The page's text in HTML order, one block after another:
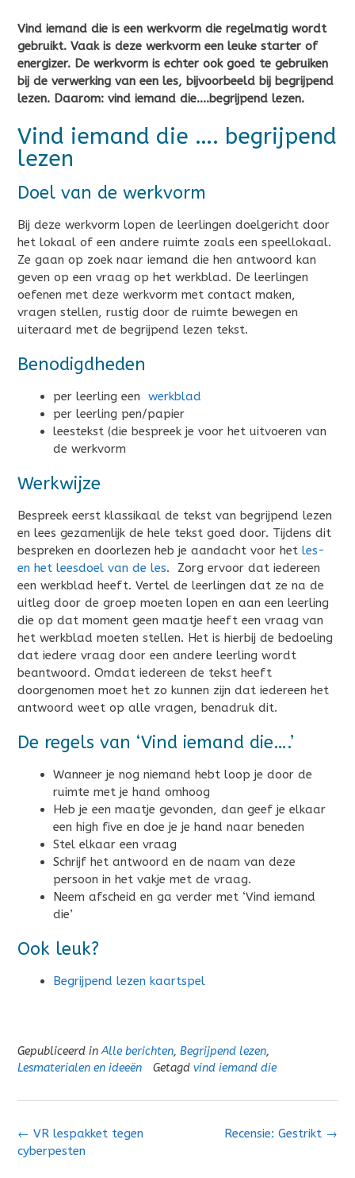
Vind iemand die is een werkvorm die regelmatig wordt
gebruikt. Vaak is deze werkvorm een leuke starter of
energizer. De werkvorm is echter ook goed te gebruiken
bij de verwerking van een les, bijvoorbeeld bij begrijpend
lezen. Daarom: vind iemand die….begrijpend lezen.
Vind iemand die …. begrijpend
lezen
Doel van de werkvorm
Bij deze werkvorm lopen de leerlingen doelgericht door
het lokaal of een andere ruimte zoals een speellokaal.
Ze gaan op zoek naar iemand die hen antwoord kan
geven op een vraag op het werkblad. De leerlingen
oefenen met deze werkvorm met contact maken,
vragen stellen, rustig door de ruimte bewegen en
uiteraard met de begrijpend lezen tekst.
Benodigdheden
per leerling een werkblad
per leerling pen/papier
leestekst (die bespreek je voor het uitvoeren van
de werkvorm
Werkwijze
Bespreek eerst klassikaal de tekst van begrijpend lezen
en lees gezamenlijk de hele tekst goed door. Tijdens dit
bespreken en doorlezen heb je aandacht voor het les-
en het leesdoel van de les. Zorg ervoor dat iedereen
een werkblad heeft. Vertel de leerlingen dat ze na de
uitleg door de groep moeten lopen en aan een leerling
die op dat moment geen maatje heeft een vraag van
het werkblad moeten stellen. Het is hierbij de bedoeling
dat iedere vraag door een andere leerling wordt
beantwoord. Omdat iedereen de tekst heeft
doorgenomen moet het zo kunnen zijn dat iedereen het
antwoord weet op alle vragen, benadruk dit.
De regels van ‘Vind iemand die….’
Wanneer je nog niemand hebt loop je door de
ruimte met je hand omhoog
Heb je een maatje gevonden, dan geef je elkaar
een high five en doe je je hand naar beneden
Stel elkaar een vraag
Schrijf het antwoord en de naam van deze
persoon in het vakje met de vraag.
Neem afscheid en ga verder met ‘Vind iemand
die’
Ook leuk?
Begrijpend lezen kaartspel
Gepubliceerd inAlle berichten, Begrijpend lezen,
Lesmaterialen en ideeën
Getagd vind iemand die
Bericht
navigatie
Recensie: Gestrikt →
← VR lespakket tegen
cyberpesten